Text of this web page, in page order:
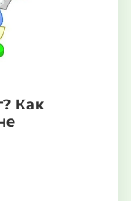
Как